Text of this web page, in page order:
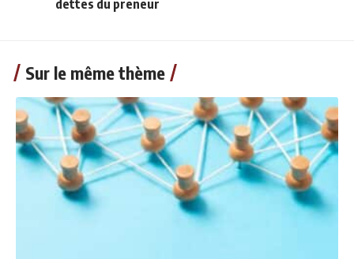
dettes du preneur
Sur le même thème